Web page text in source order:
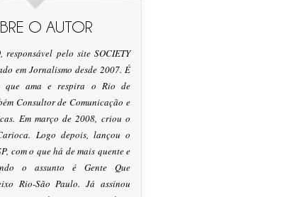
O AUTOR
, responsável pelo site SOCIETY
em Jornalismo desde 2007. É
que ama e respira o Rio de
Consultor de Comunicação e
Em março de 2008, criou o
Logo depois, lançou o
com o que há de mais quente e
o assunto é Gente Que
Rio-São Paulo. Já assinou